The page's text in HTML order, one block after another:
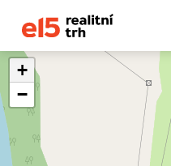
+
−